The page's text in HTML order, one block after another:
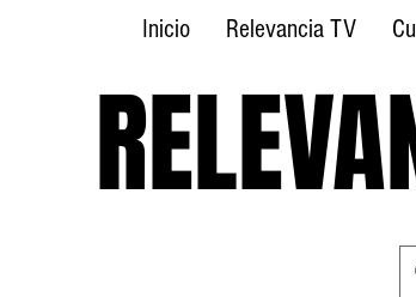
Inicio Relevancia TV